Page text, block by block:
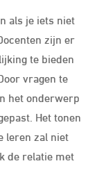
als je iets niet
zijn er
te bieden
vragen te
het onderwerp
Het tonen
leren zal niet
de relatie met